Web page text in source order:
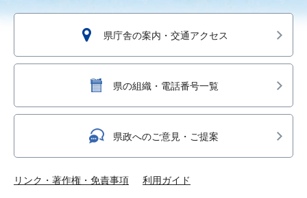
県庁舎の案内・交通アクセス
県の組織・電話番号一覧
県政へのご意見・ご提案
リンク・著作権・免責事項 利用ガイド